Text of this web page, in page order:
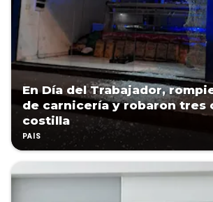
En Día del Trabajador,
de carnicería y robaron tres
costilla
PAÍS